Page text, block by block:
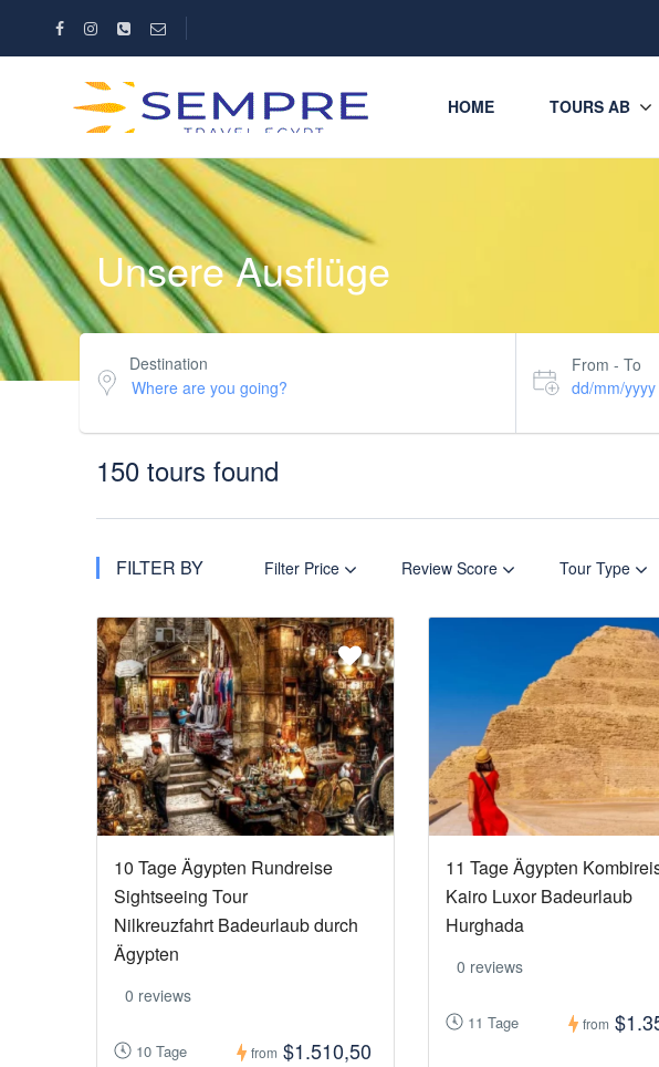
HOME TOURS AB
Unsere Ausflüge
Destination
From - To
dd/mm/yyyy
150 tours found
FILTER BY Filter Price Review Score Tour Type
10 Tage Ägypten Rundreise
Sightseeing Tour
Nilkreuzfahrt Badeurlaub durch
Ägypten
0 reviews
10 Tage from $1.510,50
11 Tage Ägypten
Kairo Luxor Badeurlaub
Hurghada
0 reviews
11 Tage from